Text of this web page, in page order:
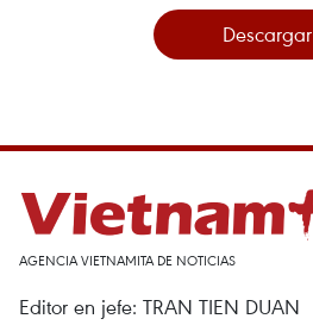
Descargar
AGENCIA VIETNAMITA DE NOTICIAS
Editor en jefe: TRAN TIEN DUAN